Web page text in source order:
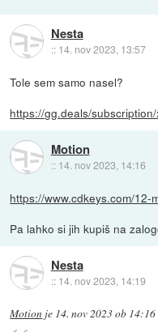
Nesta
:: 14. nov 2023, 13:57
Tole sem samo nasel?
https://gg.deals/
Motion
:: 14. nov 2023, 14:16
https://www.cdkeys.com/12-
Pa lahko si jih kupiš na
Nesta
:: 14. nov 2023, 14:19
Motion je 14. nov 2023 ob 14:16